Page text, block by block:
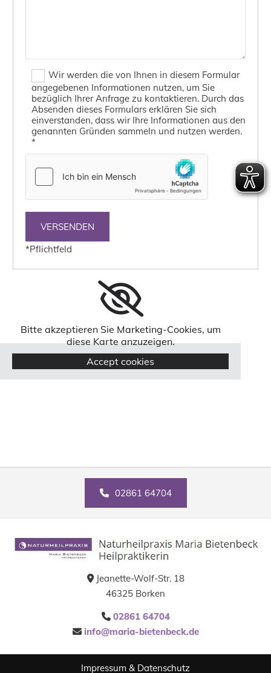
Wir werden die von Ihnen in diesem Formular
angegebenen Informationen nutzen, um Sie
bezüglich Ihrer Anfrage zu kontaktieren. Durch das
Absenden dieses Formulars erklären Sie sich
einverstanden, dass wir Ihre Informationen aus den
genannten Gründen sammeln und nutzen werden.
*
*Pflichtfeld
Bitte akzeptieren Sie Marketing-Cookies, um
diese Karte anzuzeigen.
Accept cookies
02861 64704
 Jeanette-Wolf-Str. 18
46325 Borken
 02861 64704
 info@maria-bietenbeck.de
Impressum & Datenschutz